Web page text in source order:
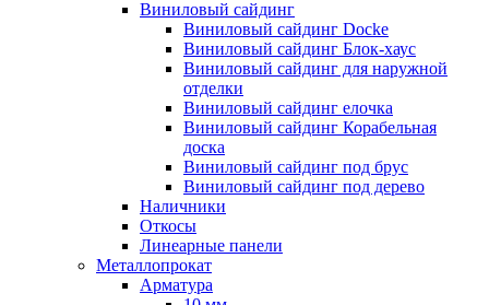
Виниловый сайдинг
Виниловый сайдинг Docke
Виниловый сайдинг Блок-хаус
Виниловый сайдинг для наружной
отделки
Виниловый сайдинг елочка
Виниловый сайдинг Корабельная
доска
Виниловый сайдинг под брус
Виниловый сайдинг под дерево
Наличники
Откосы
Линеарные панели
Металлопрокат
Арматура